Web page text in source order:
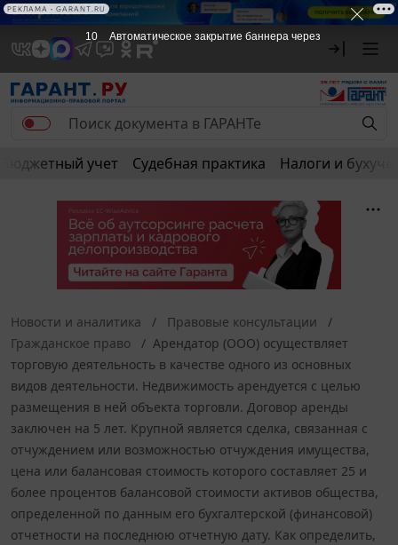
РЕКЛАМА
Бюджетный учет Судебная практика Налоги и
Новости и аналитика
Правовые консультации
Гражданское право
Арендатор (ООО) осуществляет
торговую деятельность в качестве одного из основных
видов деятельности. Недвижимость арендуется с целью
размещения в ней объекта торговли. Договор аренды
заключен на 5 лет. Крупной является сделка, связанная с
отчуждением или возможностью отчуждения имущества,
цена или балансовая стоимость которого составляет 25 и
более процентов балансовой стоимости активов общества,
определенной по данным его бухгалтерской (финансовой)
отчетности на последнюю отчетную дату. Как определить,
10 Автоматическое закрытие баннера через
РЕКЛАМА • GARANT.RU